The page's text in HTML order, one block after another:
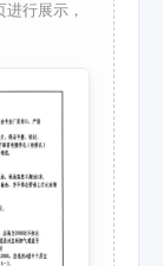
行展示，